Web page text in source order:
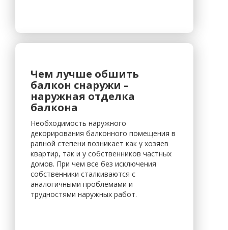
Чем лучше обшить
балкон снаружи –
наружная отделка
балкона
Необходимость наружного
декорирования балконного помещения в
равной степени возникает как у хозяев
квартир, так и у собственников частных
домов. При чем все без исключения
собственники сталкиваются с
аналогичными проблемами и
трудностями наружных работ.